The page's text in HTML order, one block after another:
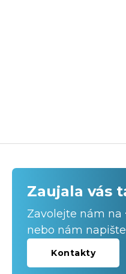
Zaujala vás
Zavolejte nám na
nebo nám napište
Kontakty